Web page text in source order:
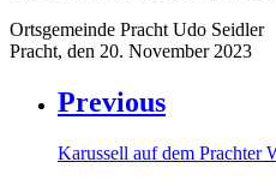
Ortsgemeinde Pracht
Pracht, den 20. November
Previous
Karussell auf dem Prachter